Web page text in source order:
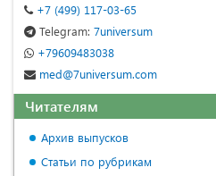
+7 (499) 117-03-65
Telegram: 7universum
+79609483038
med@7universum.com
Читателям
Архив выпусков
Статьи по рубрикам